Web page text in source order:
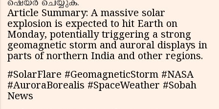
ഷെയർ ചെയ്യുക.
Article Summary: A massive solar
explosion is expected to hit Earth on
Monday, potentially triggering a strong
geomagnetic storm and auroral displays in
parts of northern India and other regions.
#SolarFlare #GeomagneticStorm #NASA
#AuroraBorealis #SpaceWeather #Sobah
News